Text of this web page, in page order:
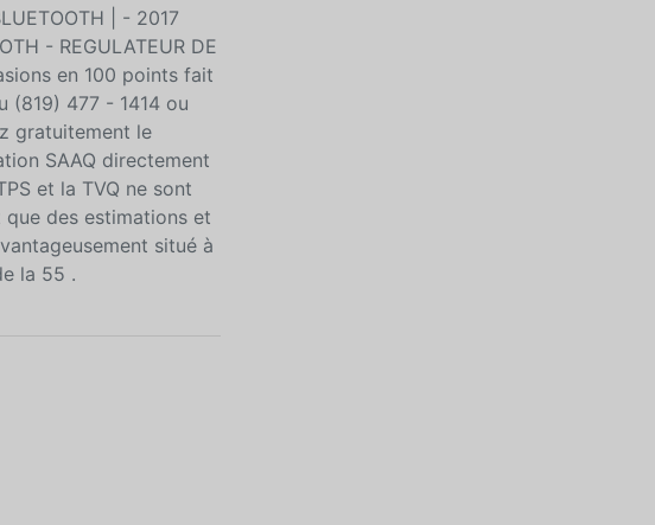
| - 2017
- REGULATEUR DE
en 100 points fait
(819) 477 - 1414 ou
gratuitement le
SAAQ directement
et la TVQ ne sont
des estimations et
situé à
la 55 .